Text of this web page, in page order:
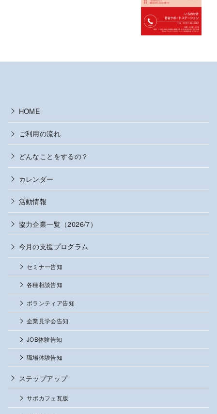
HOME
ご利用の流れ
どんなことをするの？
カレンダー
活動情報
協力企業一覧（2026/7）
今月の支援プログラム
セミナー告知
各種相談告知
ボランティア告知
企業見学会告知
JOB体験告知
職場体験告知
ステップアップ
サポカフェ瓦版